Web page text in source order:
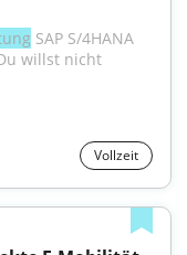
SAP S/4HANA
willst nicht
Vollzeit